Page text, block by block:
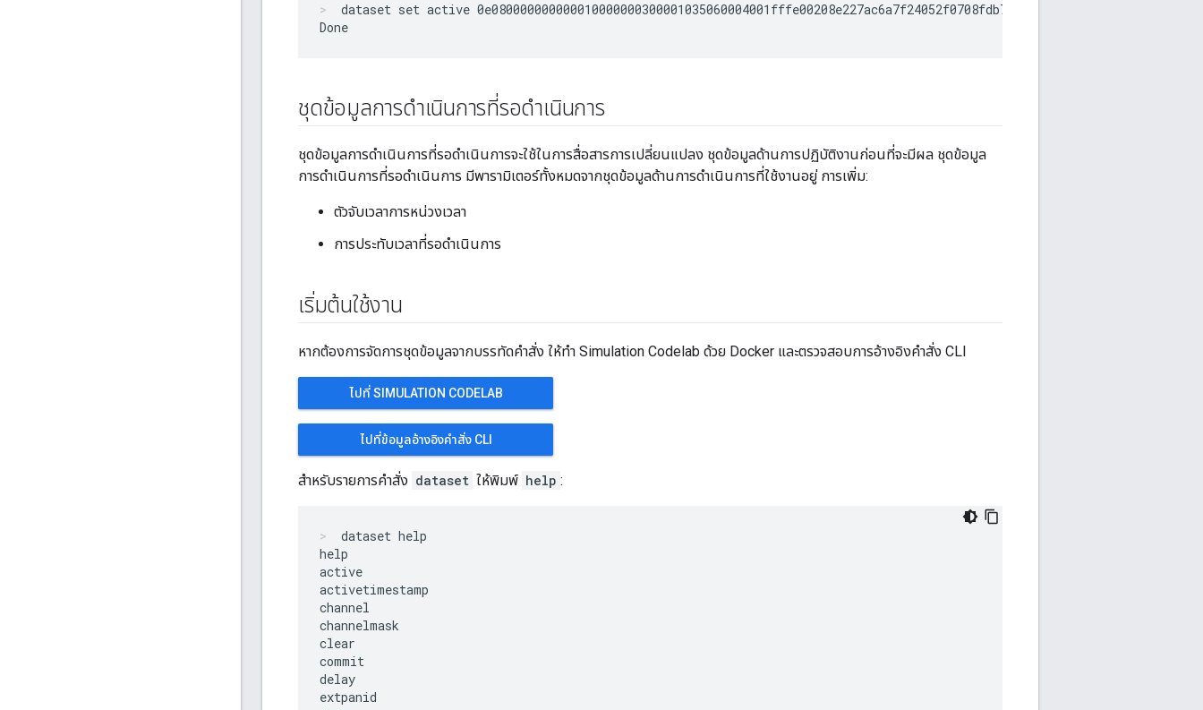
dataset set active
ชุดข้อมูลการดำเนินการที่รอดำเนินการ
ชุดข้อมูลการดำเนินการที่รอดำเนินการจะใช้ในการสื่อสารการเปลี่ยนแปลง ชุดข้อมูลด้านการปฏิบัติงานก่อนที่จะมีผล ชุดข้อมูล
การดำเนินการที่รอดำเนินการ มีพารามิเตอร์ทั้งหมดจากชุดข้อมูลด้านการดำเนินการที่ใช้งานอยู่ การเพิ่ม:
ตัวจับเวลาการหน่วงเวลา
การประทับเวลาที่รอดำเนินการ
เริ่มต้นใช้งาน
หากต้องการจัดการชุดข้อมูลจากบรรทัดคำสั่ง ให้ทำ Simulation Codelab ด้วย Docker และตรวจสอบการอ้างอิงคำสั่ง CLI
ไปที่ SIMULATION CODELAB
ไปที่ข้อมูลอ้างอิงคำสั่ง CLI
สำหรับรายการคำสั่ง dataset ให้พิมพ์ help :
dataset help
help
active
activetimestamp
channel
channelmask
clear
commit
delay
extpanid